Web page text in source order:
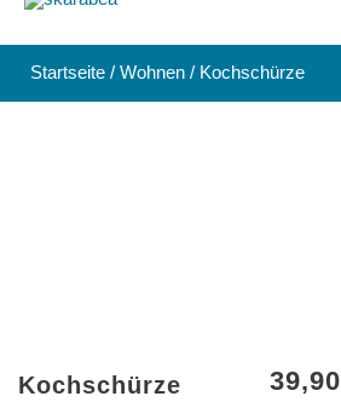
Startseite/ Wohnen/ Kochschürze
Kochschürze 39,90